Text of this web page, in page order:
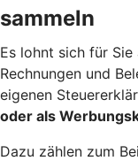
sammeln
Es lohnt sich für
Rechnungen und
eigenen
oder als
Dazu zählen zum